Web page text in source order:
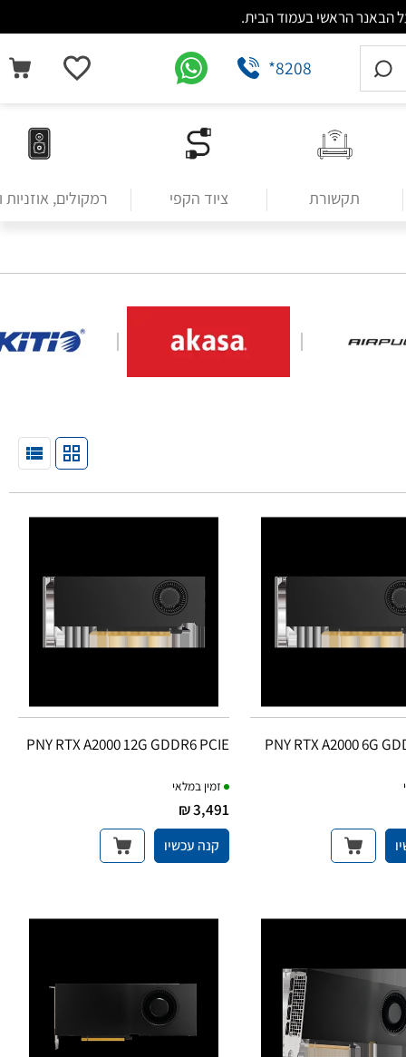
*8208
תקשורת ציוד הקפי רמקולים,
PNY RTX A2000 6G
PNY RTX A2000 12G GDDR6 PCIE
זמין במלאי
3,491 ₪
קנה עכשיו